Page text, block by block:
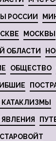
РОССИИ
МОСКВЫ
ОБЛАСТИ
ОБЩЕСТВО